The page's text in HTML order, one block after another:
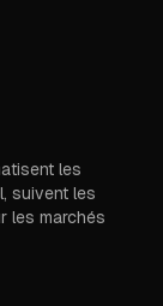
les
suivent les
les marchés